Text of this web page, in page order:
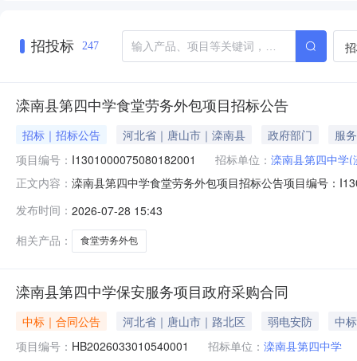
招投标 247
滦南县第四中学食堂劳务外包项目招标公告
招标｜招标公告 河北省｜唐山市｜滦南县 政府部门
服务
项目编号： I1301000075080182001 招标单位： 滦南县第四中学(
正文内容： 滦南县第四中学食堂劳务外包项目招标公告项目编号：
该项目进行公开招标。2．项目概况与招标范围2.1项目
四中学食堂劳务外
发布时间： 2026-07-28 15:43
相关产品：
食堂劳务外包
滦南县第四中学保安服务项目政府采购合同
中标｜合同公告 河北省｜唐山市｜路北区 弱电安防
中
项目编号： HB2026033010540001 招标单位： 滦南县第四中学